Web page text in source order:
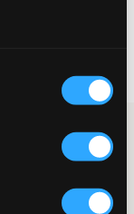
guldplätering.
från ringen